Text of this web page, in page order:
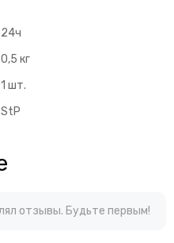
24ч
0,5 кг
1 шт.
StP
отзывы. Будьте первым!